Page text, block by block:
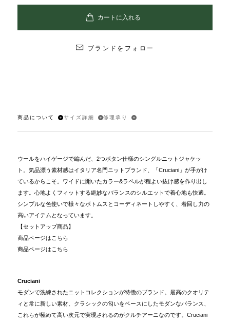
ブランドをフォロー
商品について サイズ詳細 修理承り
ウールをハイゲージで編んだ、2つボタン仕様のシングルニットジャケッ
ト。気品漂う素材感はイタリア名門ニットブランド、「Cruciani」が手がけ
ているからこそ。ワイドに開いたカラー&ラペルが程よい抜け感を作り出し
ます。心地よくフィットする絶妙なバランスのシルエットで着心地も快適。
シンプルな色使いで様々なボトムスとコーディネートしやすく、着回し力の
高いアイテムとなっています。
【セットアップ商品】
商品ページはこちら
商品ページはこちら
Cruciani
モダンで洗練されたニットコレクションが特徴のブランド。最高のクオリテ
ィと常に新しい素材、クラシックの匂いをベースにしたモダンなバランス、
これらが極めて高い次元で実現されるのがクルチアーニなのです。Cruciani